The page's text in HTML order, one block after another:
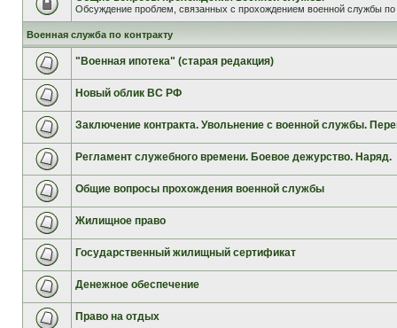
Обсуждение проблем, связанных с прохождением военной службы по
Военная служба по контракту
"Военная ипотека" (старая редакция)
Новый облик ВС РФ
Заключение контракта. Увольнение с военной службы.
Регламент служебного времени. Боевое дежурство. Наряд.
Общие вопросы прохождения военной службы
Жилищное право
Государственный жилищный сертификат
Денежное обеспечение
Право на отдых